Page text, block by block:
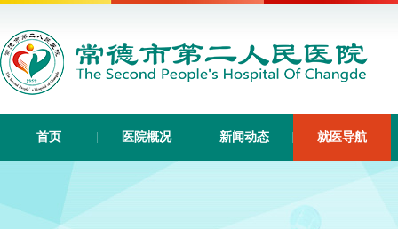
首页 医院概况 新闻动态 就医导航